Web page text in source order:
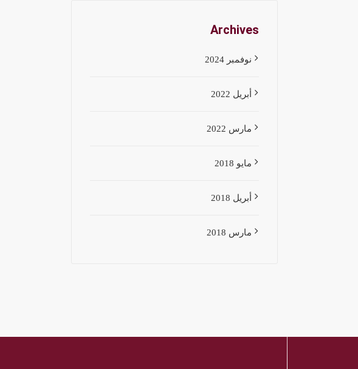
Archives
نوفمبر 2024
أبريل 2022
مارس 2022
مايو 2018
أبريل 2018
مارس 2018